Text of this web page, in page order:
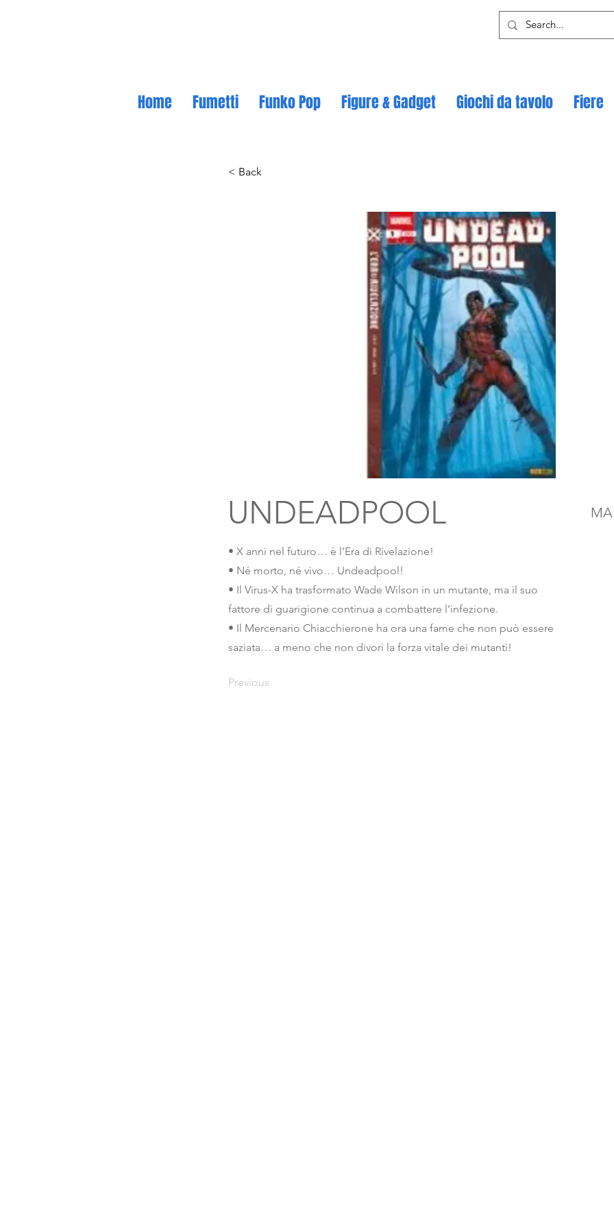
Home Fumetti Funko Pop Figure & Gadget Giochi da tavolo Fiere
< Back
UNDEADPOOL
• X anni nel futuro… è l’Era di Rivelazione!
• Né morto, né vivo… Undeadpool!
• Il Virus-X ha trasformato Wade Wilson in un mutante, ma il suo
fattore di guarigione continua a combattere l’infezione.
• Il Mercenario Chiacchierone ha ora una fame che non può essere
saziata… a meno che non divori la forza vitale dei mutanti!
Previous